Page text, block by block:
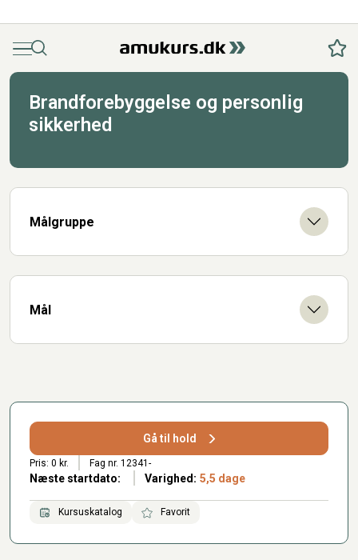
MenuSøg
Brandforebyggelse og personlig
sikkerhed
Målgruppe
Mål
Gå til hold
Pris: 0 kr. Fag nr. 12341-
Næste startdato: Varighed: 5,5 dage
Kursuskatalog Favorit